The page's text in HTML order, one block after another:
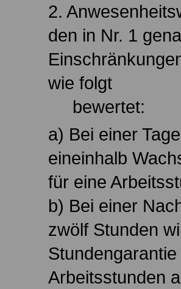
2.
den in Nr. 1
wie folgt
bewertet:
a) Bei einer
eineinhalb
für eine
b) Bei einer
zwölf Stunden
Arbeitsstunden